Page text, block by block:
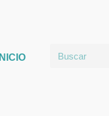
INICIO